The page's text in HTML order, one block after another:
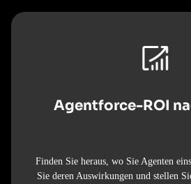
Agentforce-ROI
Finden Sie heraus, wo Sie Agenten
Sie deren Auswirkungen und stellen